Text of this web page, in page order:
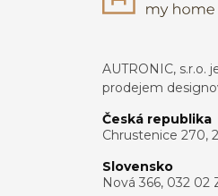
AUTRONIC,
prodejem
Česká republika
Chrustenice 270,
Slovensko
Nová 366, 032 02